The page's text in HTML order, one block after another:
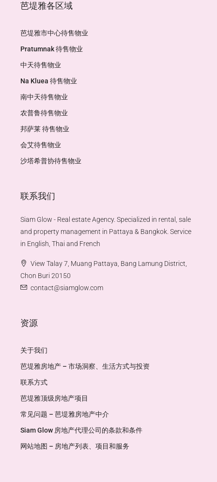
芭堤雅各区域
芭堤雅市中心待售物业
Pratumnak 待售物业
中天待售物业
Na Kluea 待售物业
南中天待售物业
农普鲁待售物业
邦萨莱 待售物业
会艾待售物业
沙塔希普协待售物业
联系我们
Siam Glow - Real estate Agency. Specialized in rental, sale
and property management in Pattaya & Bangkok. Service
in English, Thai and French
View Talay 7, Muang Pattaya, Bang Lamung District,
Chon Buri 20150
contact@siamglow.com
资源
关于我们
芭堤雅房地产 – 市场洞察、生活方式与投资
联系方式
芭堤雅顶级房地产项目
常见问题 – 芭堤雅房地产中介
Siam Glow 房地产代理公司的条款和条件
网站地图 – 房地产列表、项目和服务